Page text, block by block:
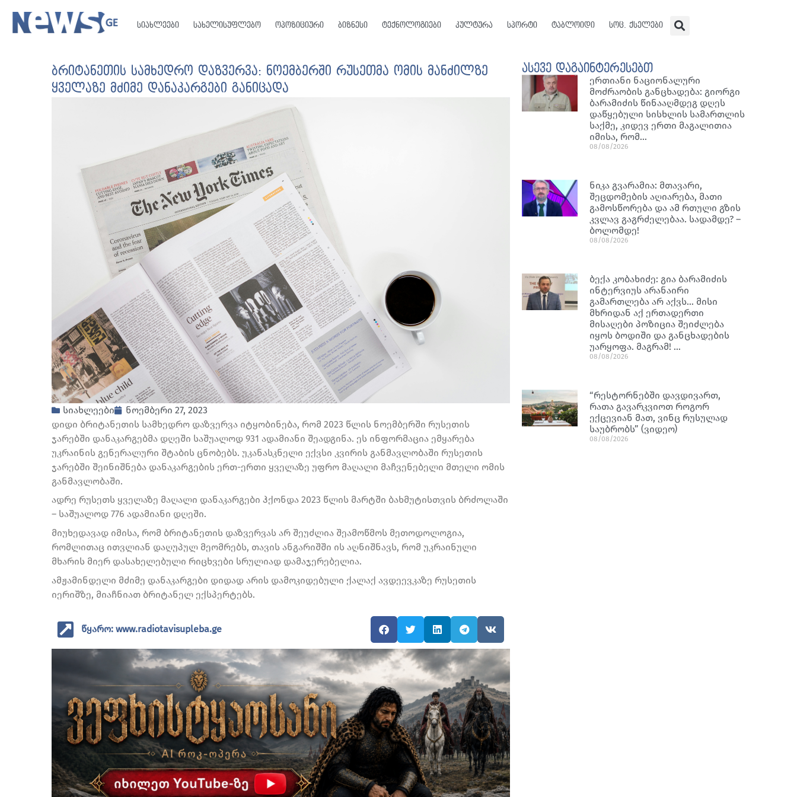
სიახლეები სახელისუფლებო ოპოზიციური ბიზნესი ტექნოლოგიები კულტურა სპორტი ტაბლოიდი სოც. ქსელები
ბრიტანეთის სამხედრო დაზვერვა: ნოემბერში რუსეთმა ომის მანძილზე
ყველაზე მძიმე დანაკარგები განიცადა
სიახლეები
ნოემბერი 27, 2023
დიდი ბრიტანეთის სამხედრო დაზვერვა იტყობინება, რომ 2023 წლის ნოემბერში რუსეთის
ჯარებში დანაკარგებმა დღეში საშუალოდ 931 ადამიანი შეადგინა. ეს ინფორმაცია ემყარება
უკრაინის გენერალური შტაბის ცნობებს. უკანასკნელი ექვსი კვირის განმავლობაში რუსეთის
ჯარებში შეინიშნება დანაკარგების ერთ-ერთი ყველაზე უფრო მაღალი მაჩვენებელი მთელი ომის
განმავლობაში.
ადრე რუსეთს ყველაზე მაღალი დანაკარგები ჰქონდა 2023 წლის მარტში ბახმუტისთვის ბრძოლაში
– საშუალოდ 776 ადამიანი დღეში.
მიუხედავად იმისა, რომ ბრიტანეთის დაზვერვას არ შეუძლია შეამოწმოს მეთოდოლოგია,
რომლითაც ითვლიან დაღუპულ მეომრებს, თავის ანგარიშში ის აღნიშნავს, რომ უკრაინული
მხარის მიერ დასახელებული რიცხვები სრულიად დამაჯერებელია.
ამჟამინდელი მძიმე დანაკარგები დიდად არის დამოკიდებული ქალაქ ავდეევკაზე რუსეთის
იერიშზე, მიაჩნიათ ბრიტანელ ექსპერტებს.
წყარო: www.radiotavisupleba.ge
ასევე დაგაინტერესებთ
ერთიანი ნაციონალური
მოძრაობის განცხადება: გიორგი
ბარამიძის წინააღმდეგ დღეს
დაწყებული სისხლის სამართლის
საქმე, კიდევ ერთი მაგალითია
იმისა, რომ…
08/08/2026
ნიკა გვარამია: მთავარი,
შეცდომების აღიარება, მათი
გამოსწორება და ამ რთული გზის
კვლავ გაგრძელებაა. სადამდე? –
ბოლომდე!
08/08/2026
ბექა კობახიძე: გია ბარამიძის
ინტერვიუს არანაირი
გამართლება არ აქვს… მისი
მხრიდან აქ ერთადერთი
მისაღები პოზიცია შეიძლება
იყოს ბოდიში და განცხადების
უარყოფა. მაგრამ! …
08/08/2026
“რესტორნებში დავდივართ,
რათა გავარკვიოთ როგორ
ექცევიან მათ, ვინც რუსულად
საუბრობს” (ვიდეო)
08/08/2026